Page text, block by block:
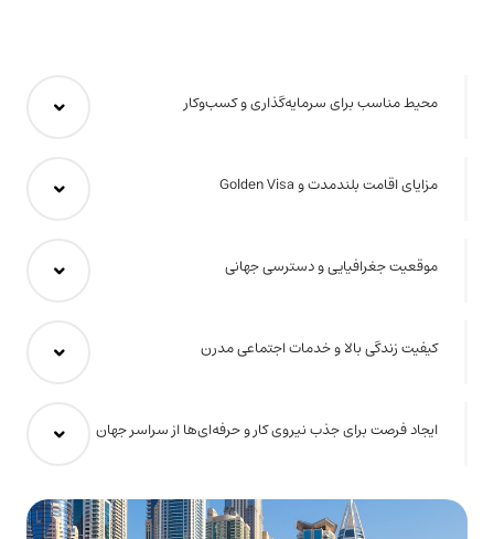
محیط مناسب برای سرمایه‌گذاری و کسب‌وکار
مزایای اقامت بلندمدت و Golden Visa
موقعیت جغرافیایی و دسترسی جهانی
کیفیت زندگی بالا و خدمات اجتماعی مدرن
ایجاد فرصت برای جذب نیروی کار و حرفه‌ای‌ها از سراسر جهان